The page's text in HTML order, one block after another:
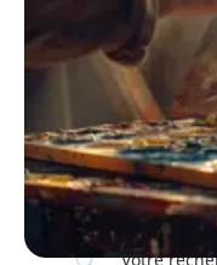
Recherche